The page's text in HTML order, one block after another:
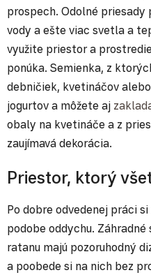
prospech. Odolné priesady
vody a ešte viac svetla a
využite priestor a
ponúka. Semienka, z
debničiek, kvetináčov
jogurtov a môžete aj
obaly na kvetináče a z
zaujímavá dekorácia.
Priestor, ktorý
Po dobre odvedenej práci
podobe oddychu.
ratanu majú pozoruhodný
a poobede si na nich bez